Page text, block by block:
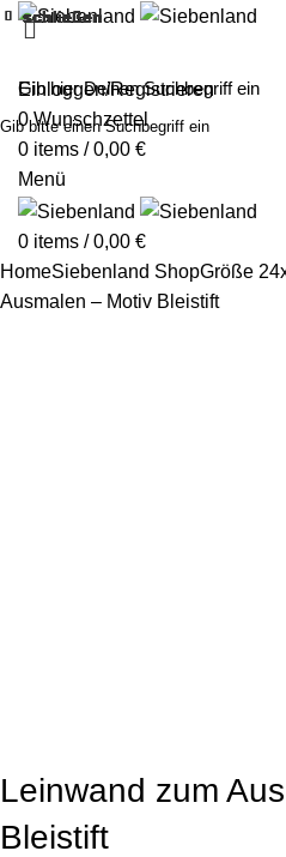
Einloggen/Registrieren
0Wunschzettel
0 items / 0,00 €
Menü
0 items / 0,00 €
HomeSiebenland ShopGröße
Ausmalen – Motiv Bleistift
Leinwand zum
Bleistift
schließen
schließen
schließen
schließen
schließen
schließen
schließen
schließen
schließen
schließen
schließen
schließen
schließen
schließen
schließen
schließen
schließen
schließen
Gib bitte einen Suchbegriff ein